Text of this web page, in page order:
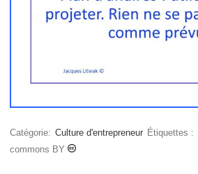
Catégorie: Culture d'entrepreneur Étiquettes :
commons BY